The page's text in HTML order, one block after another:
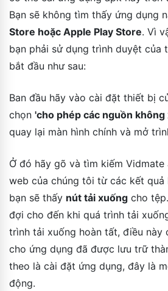
Bạn sẽ không tìm thấy ứng dụng
Store hoặc Apple Play Store. Vì
bạn phải sử dụng trình duyệt của
bắt đầu như sau:
Ban đầu hãy vào cài đặt thiết bị
chọn 'cho phép các nguồn không
quay lại màn hình chính và mở
Ở đó hãy gõ và tìm kiếm Vidmate
web của chúng tôi từ các kết quả
bạn sẽ thấy nút tải xuống cho
đợi cho đến khi quá trình tải
trình tải xuống hoàn tất, điều này
cho ứng dụng đã được lưu trữ
theo là cài đặt ứng dụng, đây là
động.